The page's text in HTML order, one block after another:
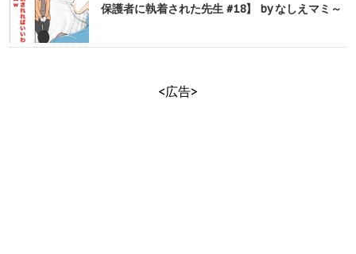
保護者に執着された先生 #18】 by なしえマミ～
<広告>